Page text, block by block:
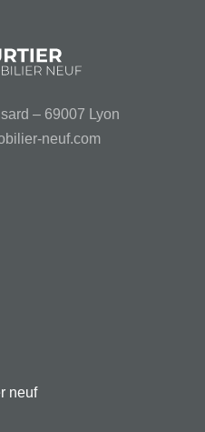
– 69007 Lyon
neuf.com
neuf